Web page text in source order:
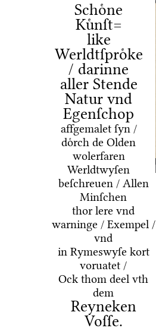
Schoͤne
Kuͤnſt=
like
Werldtſproͤke
/ darinne
aller Stende
Natur vnd
Egenſchop
affgemalet ſyn /
doͤrch de Olden
wolerfaren
Werldtwyſen
beſchreuen / Allen
Minſchen
thor lere vnd
warninge / Exempel /
vnd
in Rymeswyſe kort
voruatet /
Ock thom deel vth
dem
Reyneken
Voſſe.